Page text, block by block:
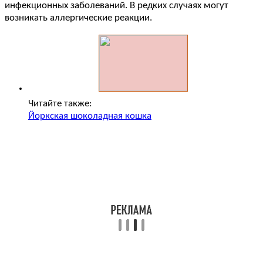
инфекционных заболеваний. В редких случаях могут
возникать аллергические реакции.
Читайте также:
Йоркская шоколадная кошка